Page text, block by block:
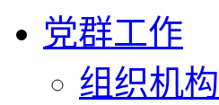
党群工作
组织机构